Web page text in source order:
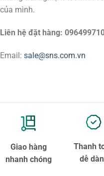
của mình.
Liên hệ đặt hàng:
Email: sale@sns.com.vn
Giao hàng
nhanh chóng
Thanh
dễ